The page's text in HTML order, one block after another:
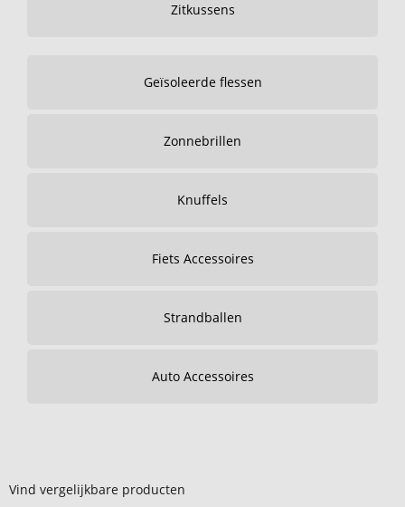
Zitkussens
Geïsoleerde flessen
Zonnebrillen
Knuffels
Fiets Accessoires
Strandballen
Auto Accessoires
Vind vergelijkbare producten